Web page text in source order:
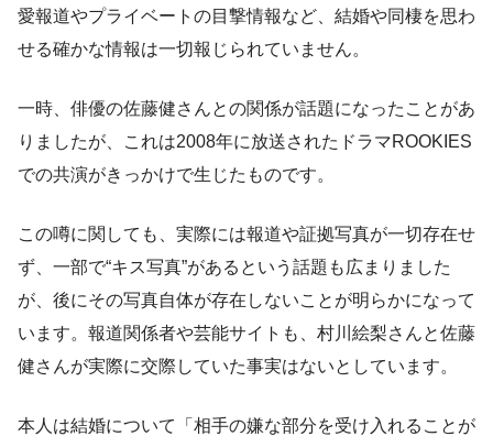
愛報道やプライベートの目撃情報など、結婚や同棲を思わ
せる確かな情報は一切報じられていません。
一時、俳優の佐藤健さんとの関係が話題になったことがあ
りましたが、これは2008年に放送されたドラマROOKIES
での共演がきっかけで生じたものです。
この噂に関しても、実際には報道や証拠写真が一切存在せ
ず、一部で“キス写真”があるという話題も広まりました
が、後にその写真自体が存在しないことが明らかになって
います。報道関係者や芸能サイトも、村川絵梨さんと佐藤
健さんが実際に交際していた事実はないとしています。
本人は結婚について「相手の嫌な部分を受け入れることが